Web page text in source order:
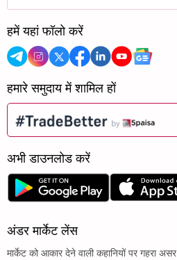
हमें यहां फॉलो करें
हमारे समुदाय में शामिल हों
अभी डाउनलोड करें
अंडर मार्केट लेंस
मार्केट को आकार देने वाली कहानियों पर गहरा असर